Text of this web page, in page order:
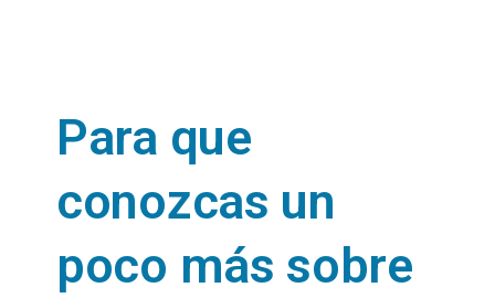
Para que
conozcas un
poco más sobre